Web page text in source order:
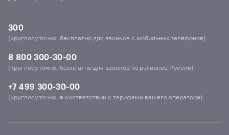
300
(круглосуточно, бесплатно для звонков с мобильных телефонов)
8 800 300-30-00
(круглосуточно, бесплатно для звонков из регионов России)
+7 499 300-30-00
(круглосуточно, в соответствии с тарифами вашего оператора)